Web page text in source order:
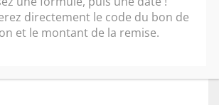
sit amet magna
directement le code du bon de
et le montant de la remise.